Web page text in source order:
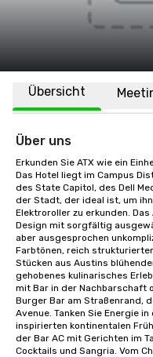
Übersicht
Über uns
Erkunden Sie ATX wie ein
Das Hotel liegt im Campus
des State Capitol, des Dell
der Stadt, der ideal ist, um
Elektroroller zu erkunden.
Design mit sorgfältig
aber ausgesprochen
Farbtönen, reich
Stücken aus Austins
gehobenes kulinarisches
mit Bar in der Nachbarschaft
Burger Bar am Straßenrand,
Avenue. Tanken Sie Energie
inspirierten kontinentalen
der Bar AC mit Gerichten im
Cocktails und Sangria. Vom